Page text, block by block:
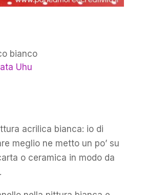
bianco
Uhu
acrilica bianca: io di
meglio ne metto un po’ su
o ceramica in modo da